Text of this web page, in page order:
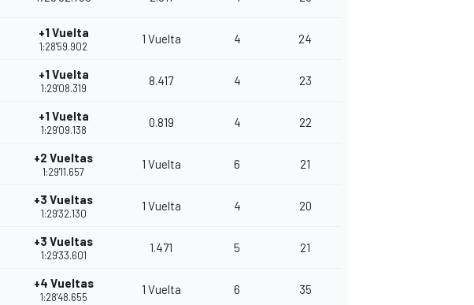
+1 Vuelta
1:28'59.902
1 Vuelta 4 24
+1 Vuelta
1:29'08.319
8.417 4 23
+1 Vuelta
1:29'09.138
0.819 4 22
+2 Vueltas
1:29'11.657
1 Vuelta 6 21
+3 Vueltas
1:29'32.130
1 Vuelta 4 20
+3 Vueltas
1:29'33.601
1.471 5 21
+4 Vueltas
1:28'48.655
1 Vuelta 6 35